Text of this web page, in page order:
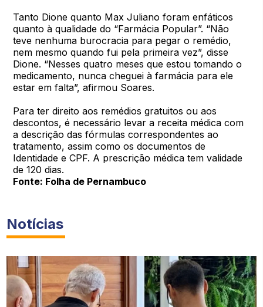
Tanto Dione quanto Max Juliano foram enfáticos
quanto à qualidade do “Farmácia Popular”. “Não
teve nenhuma burocracia para pegar o remédio,
nem mesmo quando fui pela primeira vez”, disse
Dione. “Nesses quatro meses que estou tomando o
medicamento, nunca cheguei à farmácia para ele
estar em falta”, afirmou Soares.
Para ter direito aos remédios gratuitos ou aos
descontos, é necessário levar a receita médica com
a descrição das fórmulas correspondentes ao
tratamento, assim como os documentos de
Identidade e CPF. A prescrição médica tem validade
de 120 dias.
Fonte: Folha de Pernambuco
Notícias